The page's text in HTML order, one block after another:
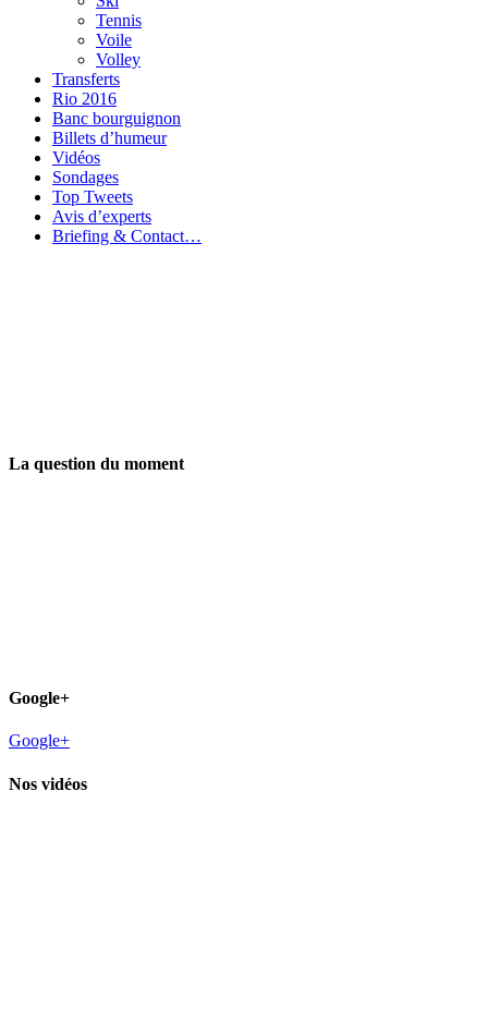
Tennis
Voile
Volley
Transferts
Rio 2016
Banc bourguignon
Billets d’humeur
Vidéos
Sondages
Top Tweets
Avis d’experts
Briefing & Contact…
La question du moment
Google+
Google+
Nos vidéos